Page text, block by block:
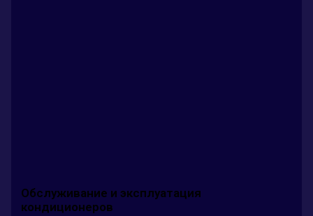
Обслуживание и эксплуатация
кондиционеров